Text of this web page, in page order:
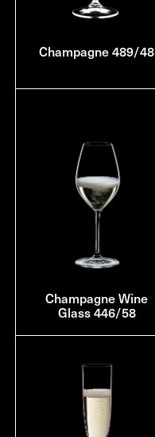
Champagne 489/48
Champagne Wine
Glass 446/58